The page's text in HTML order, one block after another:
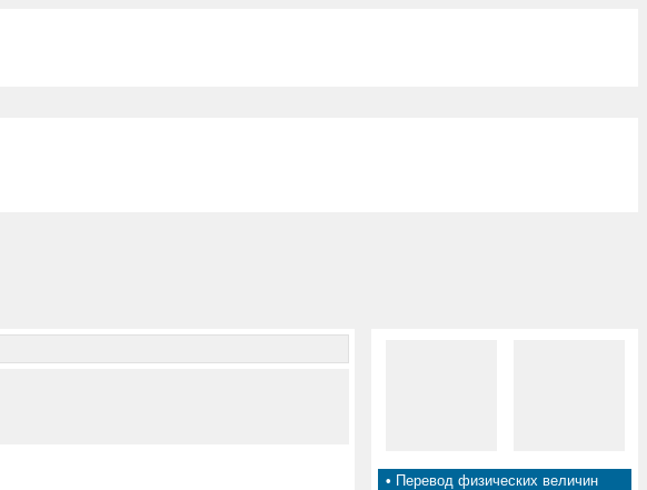
• Перевод физических величин